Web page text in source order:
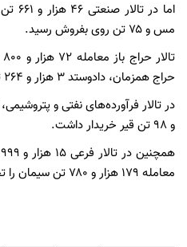
مس و ۷۵ تن روی بفروش رسید.
حراج همزمان، دادوستد ۳ هزار و ۲۶۴ تن کالا را ثبت کرد.
و ۹۸ تن قیر خریدار داشت.
معامله ۱۷۹ هزار و ۷۸۰ تن سیمان را تجربه کرد.